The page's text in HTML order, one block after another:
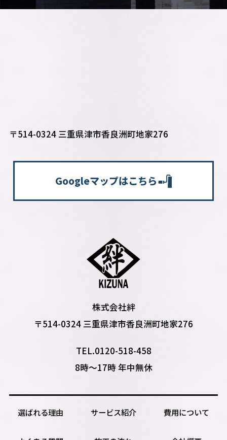
〒514-0324 三重県津市香良洲町地家276
Googleマップはこちら
株式会社絆
〒514-0324 三重県津市香良洲町地家276
TEL.0120-518-458
8時〜17時 年中無休
選ばれる理由 サービス紹介 費用について